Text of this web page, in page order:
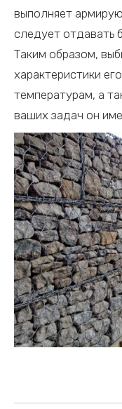
выполняет
следует отдавать
Таким образом,
характеристики
температурам, а
ваших задач он